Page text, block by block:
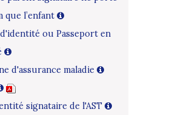
que l’enfant
ou Passeport en
d'assurance maladie
signataire de l'AST